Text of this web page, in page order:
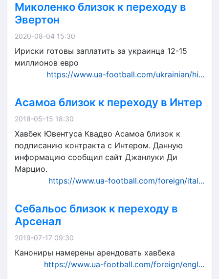
Миколенко близок к переходу в
Эвертон
2020-08-04 15:30
Ириски готовы заплатить за украинца 12-15
миллионов евро
https://www.ua-football.com/ukrainian/hi...
Асамоа близок к переходу в Интер
2018-05-15 18:30
Хавбек Ювентуса Квадво Асамоа близок к
подписанию контракта с Интером. Данную
информацию сообщил сайт Джанлуки Ди
Марцио.
https://www.ua-football.com/foreign/ital...
Себальос близок к переходу в
Арсенал
2019-07-17 09:30
Канониры намерены арендовать хавбека
https://www.ua-football.com/foreign/engl...